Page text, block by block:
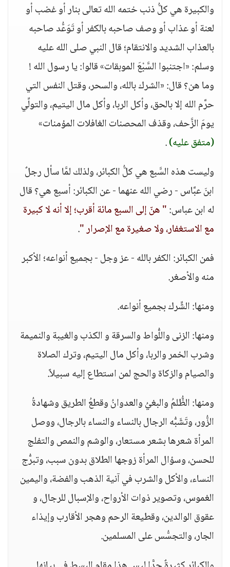
والكبيرة هي كلُّ ذنب ختمه الله تعالى بنار أو غضب أو
لعنة أو عذاب أو وصف صاحبه بالكفر أو تَوَعُّد صاحبه
بالعذاب الشديد والانتقام؛ قال النبي صلى الله عليه
وسلم: «اجتنبوا السَّبْعَ الموبقات» قالوا: يا رسول الله !
وما هن؟ قال: «الشرك بالله، والسحر، وقتل النفس التي
حرَّم الله إلا بالحق، وأكل الربا، وأكل مال اليتيم، والتولِّي
يومَ الزَّحف، وقذف المحصنات الغافلات المؤمنات»
(متفق عليه).
وليست هذه السَّبع هي كلُّ الكبائر، ولذلك لمَّا سأل رجلٌ
ابنَ عبَّاس - رضي الله عنهما - عن الكبائر: أسبع هي؟ قال
له ابن عباس:" هنّ إلى السبع مائة أقرب؛ إلا أنه لا كبيرة
مع الاستغفار، ولا صغيرة مع الإصرار ".
فمن الكبائر: الكفر بالله - عز وجل - بجميع أنواعه؛ الأكبر
منه والأصغر.
ومنها: الشِّرك بجميع أنواعه.
ومنها: الزنى واللُّواط والسرقة و الكذب والغيبة والنميمة
وشرب الخمر والربا، وأكل مال اليتيم، وترك الصلاة
والصيام والزكاة والحج لمن استطاع إليه سبيلاً.
ومنها: الظُّلمُ والبغيُ والعدوانُ وقطعُ الطريق وشهادةُ
الزُّور، وتَشَبُّه الرجال بالنساء والنساء بالرجال، ووصل
المرأة شعرها بشعر مستعار، والوشم والنمص والتفلج
للحسن، وسؤال المرأة زوجها الطلاق بدون سبب، وتبرُّج
النساء، والأكل والشرب في آنية الذهب والفضة، واليمين
الغموس، وتصوير ذوات الأرواح، والإسبال للرجال، و
عقوق الوالدين، وقطيعة الرحم وهجر الأقارب وإيذاء
الجار، والتجسُّس على المسلمين.